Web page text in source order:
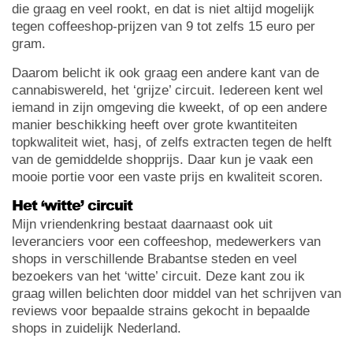
die graag en veel rookt, en dat is niet altijd mogelijk
tegen coffeeshop-prijzen van 9 tot zelfs 15 euro per
gram.
Daarom belicht ik ook graag een andere kant van de
cannabiswereld, het ‘grijze’ circuit. Iedereen kent wel
iemand in zijn omgeving die kweekt, of op een andere
manier beschikking heeft over grote kwantiteiten
topkwaliteit wiet, hasj, of zelfs extracten tegen de helft
van de gemiddelde shopprijs. Daar kun je vaak een
mooie portie voor een vaste prijs en kwaliteit scoren.
Het ‘witte’ circuit
Mijn vriendenkring bestaat daarnaast ook uit
leveranciers voor een coffeeshop, medewerkers van
shops in verschillende Brabantse steden en veel
bezoekers van het ‘witte’ circuit. Deze kant zou ik
graag willen belichten door middel van het schrijven van
reviews voor bepaalde strains gekocht in bepaalde
shops in zuidelijk Nederland.